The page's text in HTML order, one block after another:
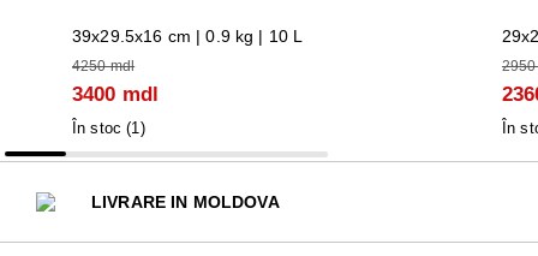
39x29.5x16 cm | 0.9 kg | 10 L
4250 mdl
3400 mdl
În stoc (1) În
LIVRARE IN MOLDOVA